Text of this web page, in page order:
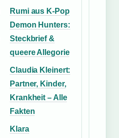
Rumi aus K-Pop
Demon Hunters:
Steckbrief &
queere Allegorie
Claudia Kleinert:
Partner, Kinder,
Krankheit – Alle
Fakten
Klara